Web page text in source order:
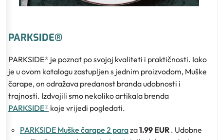
PARKSIDE®
PARKSIDE® je poznat po svojoj kvaliteti i praktičnosti. Iako
je u ovom katalogu zastupljen s jednim proizvodom, Muške
čarape, on odražava predanost branda udobnosti i
trajnosti. Izdvojili smo nekoliko artikala brenda
PARKSIDE® koje vrijedi pogledati.
PARKSIDE Muške čarape 2 paraza1.99 EUR . Udobne